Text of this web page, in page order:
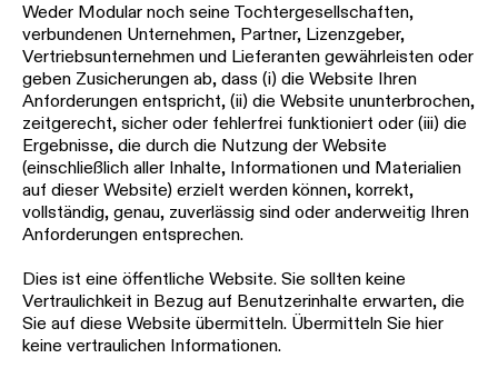
Weder Modular noch seine Tochtergesellschaften,
verbundenen Unternehmen, Partner, Lizenzgeber,
Vertriebsunternehmen und Lieferanten gewährleisten oder
geben Zusicherungen ab, dass (i) die Website Ihren
Anforderungen entspricht, (ii) die Website ununterbrochen,
zeitgerecht, sicher oder fehlerfrei funktioniert oder (iii) die
Ergebnisse, die durch die Nutzung der Website
(einschließlich aller Inhalte, Informationen und Materialien
auf dieser Website) erzielt werden können, korrekt,
vollständig, genau, zuverlässig sind oder anderweitig Ihren
Anforderungen entsprechen.
Dies ist eine öffentliche Website. Sie sollten keine
Vertraulichkeit in Bezug auf Benutzerinhalte erwarten, die
Sie auf diese Website übermitteln. Übermitteln Sie hier
keine vertraulichen Informationen.